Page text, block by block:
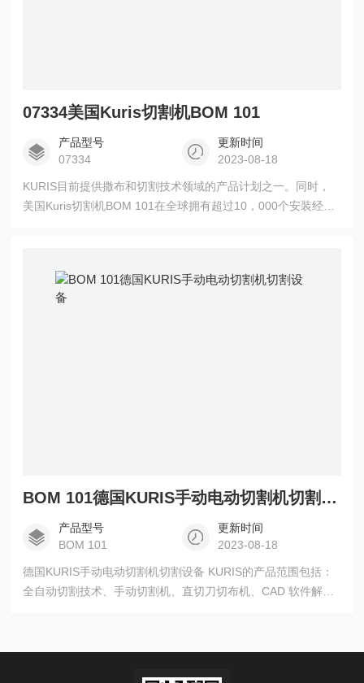
07334美国Kuris切割机BOM 101
产品型号
07334
更新时间
2023-08-18
KURIS目前提供撒布和切割技术领域的产品计划之一。同时，
美国Kuris切割机BOM 101在全球拥有超过10，000个安装经
当地情况，从而提供个性化的答案。
BOM 101德国KURIS手动电动切割机切割设备
产品型号
BOM 101
更新时间
2023-08-18
德国KURIS手动电动切割机切割设备 KURIS的产品范围包括：
全自动切割技术、手动切割机、直切刀切布机、CAD 软件解决
结构。